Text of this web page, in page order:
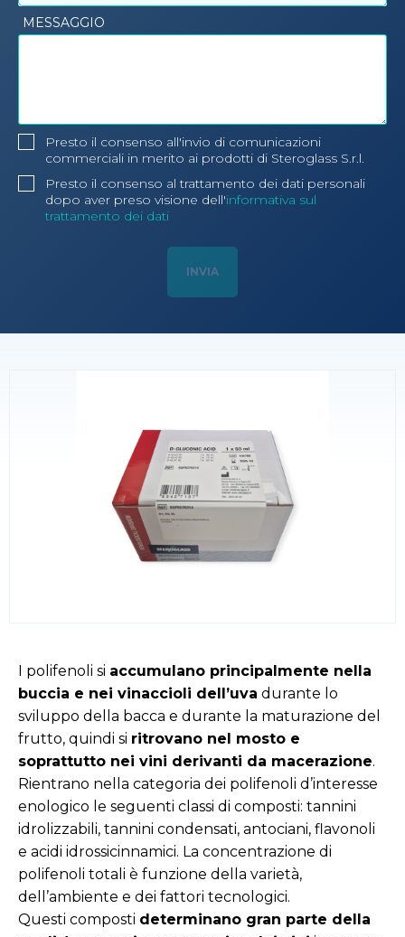
MESSAGGIO
Presto il consenso all'invio di comunicazioni
commerciali in merito ai prodotti di Steroglass S.r.l.
Presto il consenso al trattamento dei dati personali
dopo aver preso visione dell'informativa sul
trattamento dei dati
I polifenoli si accumulano principalmente nella
buccia e nei vinaccioli dell’uva durante lo
sviluppo della bacca e durante la maturazione del
frutto, quindi si ritrovano nel mosto e
soprattutto nei vini derivanti da macerazione.
Rientrano nella categoria dei polifenoli d’interesse
enologico le seguenti classi di composti: tannini
idrolizzabili, tannini condensati, antociani, flavonoli
e acidi idrossicinnamici. La concentrazione di
polifenoli totali è funzione della varietà,
dell’ambiente e dei fattori tecnologici.
Questi composti determinano gran parte della